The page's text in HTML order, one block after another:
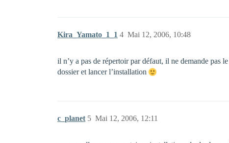
Kira_Yamato_1_1 Mai 12, 2006, 10:48
4
il n’y a pas de répertoir par défaut, il ne demande pas
dossier et lancer l’installation
c_planet Mai 12, 2006, 12:11
5